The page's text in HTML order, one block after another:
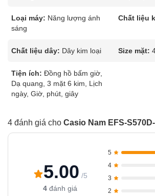
Loại máy: Năng lượng ánh
sáng
Chất liệu
Chất liệu dây: Dây kim loại Size mặt:
Tiện ích: Đồng hồ bấm giờ,
Dạ quang, 3 mặt 6 kim, Lịch
ngày, Giờ, phút, giây
4 đánh giá cho Casio Nam EFS-
5.00 /5
4 đánh giá
5
4
3
2